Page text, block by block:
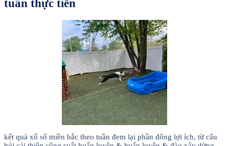
tuần thực tiễn
kết quả xổ số miền bắc theo tuần đem lại phần đông lợi ích, từ câu